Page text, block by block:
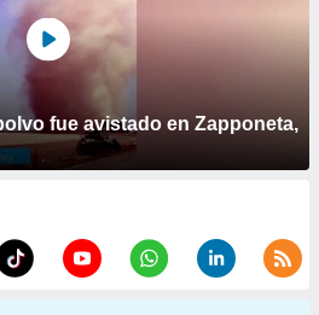
fue avistado en Zapponeta,